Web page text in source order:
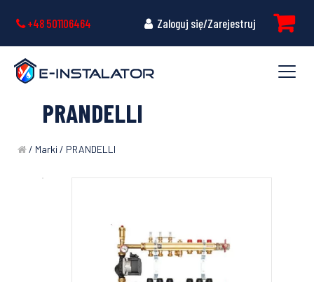
+48 501106464 Zaloguj się/Zarejestruj
PRANDELLI
/ Marki / PRANDELLI